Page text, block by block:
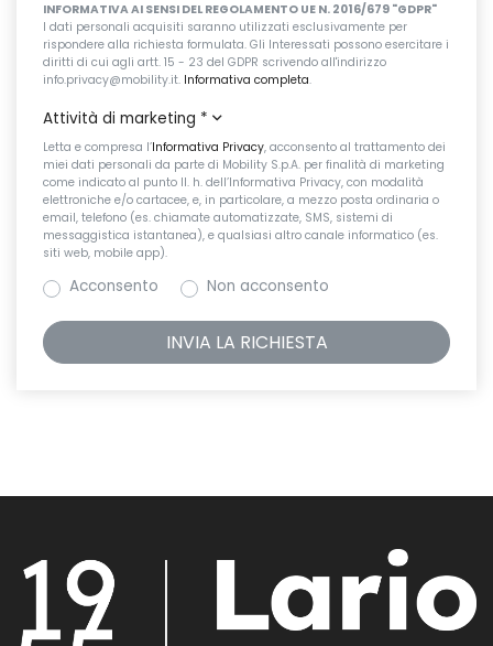
INFORMATIVA AI SENSI DEL REGOLAMENTO UE N. 2016/679 "GDPR"
I dati personali acquisiti saranno utilizzati esclusivamente per
rispondere alla richiesta formulata. Gli Interessati possono esercitare i
diritti di cui agli artt. 15 - 23 del GDPR scrivendo all'indirizzo
info.privacy@mobility.it. Informativa completa.
Attività di marketing *
Letta e compresa l’Informativa Privacy, acconsento al trattamento dei
miei dati personali da parte di Mobility S.p.A. per finalità di marketing
come indicato al punto II. h. dell’Informativa Privacy, con modalità
elettroniche e/o cartacee, e, in particolare, a mezzo posta ordinaria o
email, telefono (es. chiamate automatizzate, SMS, sistemi di
messaggistica istantanea), e qualsiasi altro canale informatico (es.
siti web, mobile app).
Acconsento Non acconsento